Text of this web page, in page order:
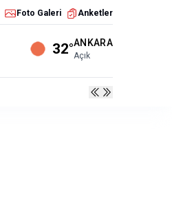
Foto Galeri Anketler
32°ANKARA
Açık